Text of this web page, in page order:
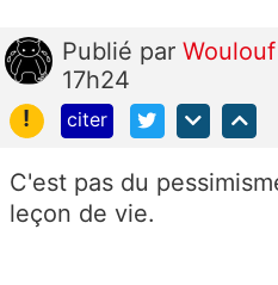
Publié par Woulouf
17h24
!
citer
C'est pas du
leçon de vie.